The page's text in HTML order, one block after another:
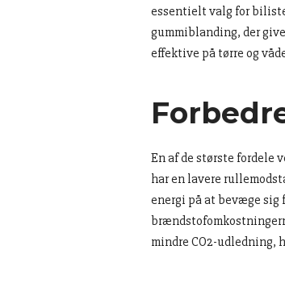
essentielt valg for
gummiblanding, der
effektive på tørre og
En af de største
har en lavere
energi på at bevæge sig
mindre CO2-